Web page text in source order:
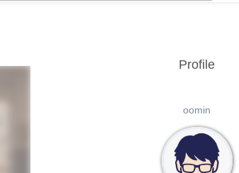
Profile
oomin